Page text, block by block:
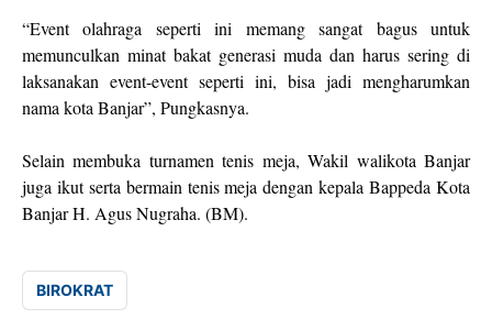
“Event olahraga seperti ini memang sangat bagus untuk
memunculkan minat bakat generasi muda dan harus sering di
laksanakan event-event seperti ini, bisa jadi mengharumkan
nama kota Banjar”, Pungkasnya.
Selain membuka turnamen tenis meja, Wakil walikota Banjar
juga ikut serta bermain tenis meja dengan kepala Bappeda Kota
Banjar H. Agus Nugraha. (BM).
BIROKRAT